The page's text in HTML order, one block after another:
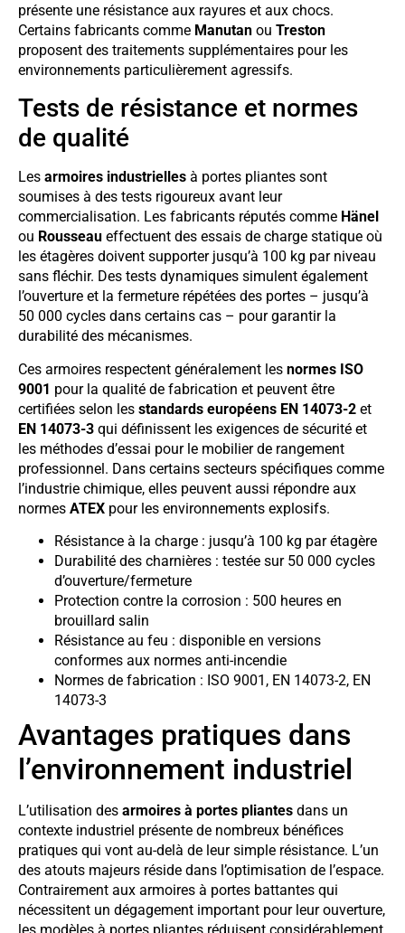
présente une résistance aux rayures et aux chocs.
Certains fabricants comme Manutan ou Treston
proposent des traitements supplémentaires pour les
environnements particulièrement agressifs.
Tests de résistance et normes
de qualité
Les armoires industrielles à portes pliantes sont
soumises à des tests rigoureux avant leur
commercialisation. Les fabricants réputés comme Hänel
ou Rousseau effectuent des essais de charge statique où
les étagères doivent supporter jusqu’à 100 kg par niveau
sans fléchir. Des tests dynamiques simulent également
l’ouverture et la fermeture répétées des portes – jusqu’à
50 000 cycles dans certains cas – pour garantir la
durabilité des mécanismes.
Ces armoires respectent généralement les normes ISO
9001 pour la qualité de fabrication et peuvent être
certifiées selon les standards européens EN 14073-2 et
EN 14073-3 qui définissent les exigences de sécurité et
les méthodes d’essai pour le mobilier de rangement
professionnel. Dans certains secteurs spécifiques comme
l’industrie chimique, elles peuvent aussi répondre aux
normes ATEX pour les environnements explosifs.
Résistance à la charge : jusqu’à 100 kg par étagère
Durabilité des charnières : testée sur 50 000 cycles
d’ouverture/fermeture
Protection contre la corrosion : 500 heures en
brouillard salin
Résistance au feu : disponible en versions
conformes aux normes anti-incendie
Normes de fabrication : ISO 9001, EN 14073-2, EN
14073-3
Avantages pratiques dans
l’environnement industriel
L’utilisation des armoires à portes pliantes dans un
contexte industriel présente de nombreux bénéfices
pratiques qui vont au-delà de leur simple résistance. L’un
des atouts majeurs réside dans l’optimisation de l’espace.
Contrairement aux armoires à portes battantes qui
nécessitent un dégagement important pour leur ouverture,